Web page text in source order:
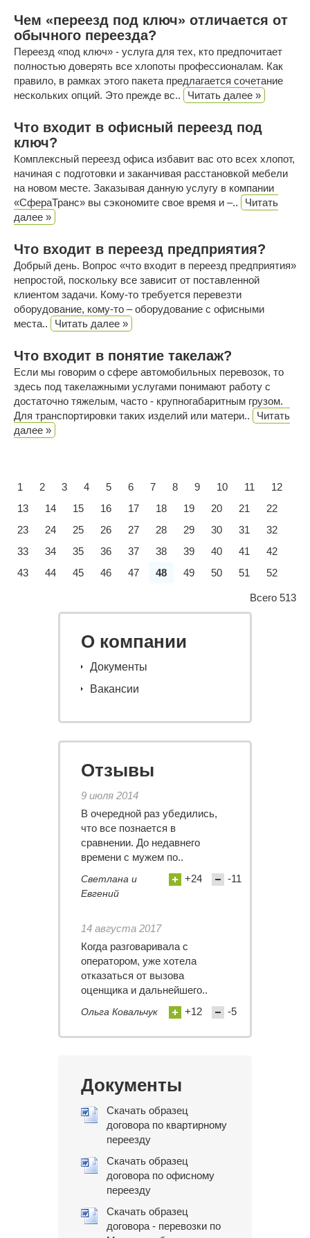
Чем «переезд под ключ» отличается от
обычного переезда?
Переезд «под ключ» - услуга для тех, кто предпочитает
полностью доверять все хлопоты профессионалам. Как
правило, в рамках этого пакета предлагается сочетание
нескольких опций. Это прежде вс..
Читать далее »
Что входит в офисный переезд под
ключ?
Комплексный переезд офиса избавит вас ото всех хлопот,
начиная с подготовки и заканчивая расстановкой мебели
на новом месте. Заказывая данную услугу в компании
«СфераТранс» вы сэкономите свое время и –..
Читать
далее »
Что входит в переезд предприятия?
Добрый день. Вопрос «что входит в переезд предприятия»
непростой, поскольку все зависит от поставленной
клиентом задачи. Кому-то требуется перевезти
оборудование, кому-то – оборудование с офисными
места..
Читать далее »
Что входит в понятие такелаж?
Если мы говорим о сфере автомобильных перевозок, то
здесь под такелажными услугами понимают работу с
достаточно тяжелым, часто - крупногабаритным грузом.
Для транспортировки таких изделий или матери..
Читать
далее »
1 2 3 4 5 6 7 8 9 10 11
12
13
14 15 16 17 18 19 20 21
22
23
24 25 26 27 28 29 30 31
32
33
34 35 36 37 38 39 40 41
42
43
44 45 46 47 48 49 50 51 52
Всего 513
О компании
Документы
Вакансии
Отзывы
9 июля 2014
В очередной раз убедились,
что все познается в
сравнении. До недавнего
времени с мужем по..
Светлана и
Евгений
+24 -11
14 августа 2017
Когда разговаривала с
оператором, уже хотела
отказаться от вызова
оценщика и дальнейшего..
Ольга Ковальчук +12 -5
Документы
Скачать образец
договора по квартирному
переезду
Скачать образец
договора по офисному
переезду
Скачать образец
договора - перевозки по